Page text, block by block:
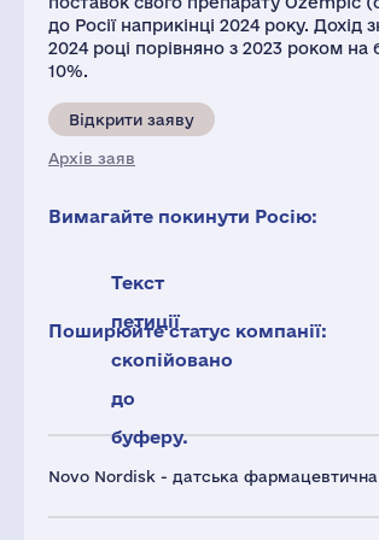
Novo Nordisk - датська фармацевтична
до Росії наприкінці 2024 року. Дохід
2024 році порівняно з 2023 роком на
10%.
Відкрити заяву
Архів заяв
Вимагайте покинути Росію:
Текст
петиції
скопійовано
до
буферу.
Поширюйте статус компанії: